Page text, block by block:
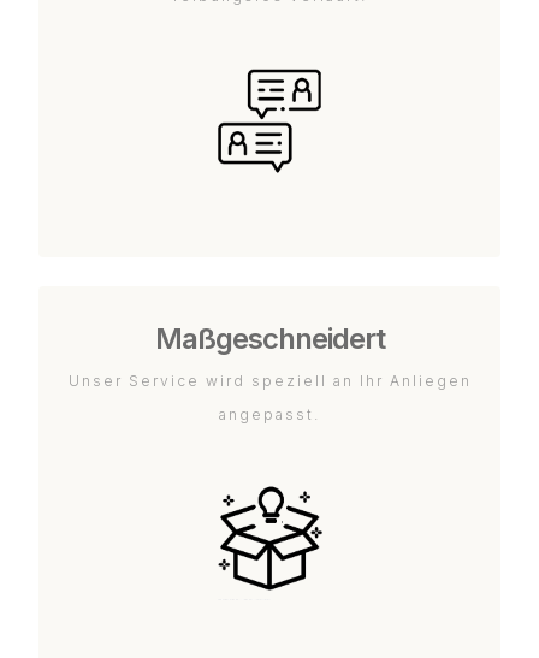
Maßgeschneidert
Unser Service wird speziell an Ihr Anliegen
angepasst.